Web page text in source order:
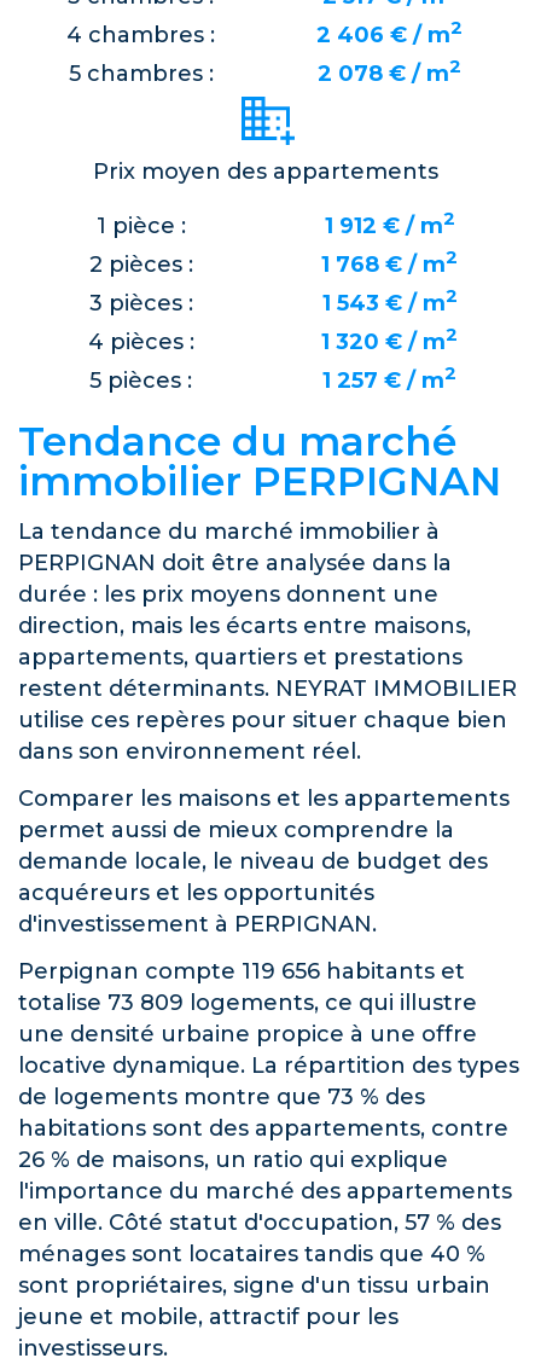
4 chambres :
2 406 € / m2
5 chambres : 2 078 € / m2
Prix moyen des appartements
1 pièce : 1 912 € / m2
2 pièces : 1 768 € / m2
3 pièces : 1 543 € / m2
4 pièces : 1 320 € / m2
5 pièces : 1 257 € / m2
Tendance du marché
immobilier PERPIGNAN
La tendance du marché immobilier à
PERPIGNAN doit être analysée dans la
durée : les prix moyens donnent une
direction, mais les écarts entre maisons,
appartements, quartiers et prestations
restent déterminants. NEYRAT IMMOBILIER
utilise ces repères pour situer chaque bien
dans son environnement réel.
Comparer les maisons et les appartements
permet aussi de mieux comprendre la
demande locale, le niveau de budget des
acquéreurs et les opportunités
d'investissement à PERPIGNAN.
Perpignan compte 119 656 habitants et
totalise 73 809 logements, ce qui illustre
une densité urbaine propice à une offre
locative dynamique. La répartition des types
de logements montre que 73 % des
habitations sont des appartements, contre
26 % de maisons, un ratio qui explique
l'importance du marché des appartements
en ville. Côté statut d'occupation, 57 % des
ménages sont locataires tandis que 40 %
sont propriétaires, signe d'un tissu urbain
jeune et mobile, attractif pour les
investisseurs.